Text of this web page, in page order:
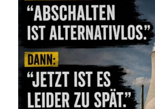
Bild